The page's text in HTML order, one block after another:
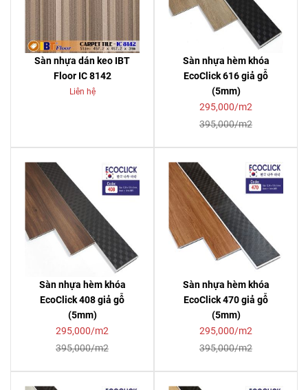
Sàn nhựa dán keo IBT
Floor IC 8142
Liên hệ
Sàn nhựa hèm khóa
EcoClick 616 giả gỗ
(5mm)
295,000/m2
395,000/m2
Sàn nhựa hèm khóa
EcoClick 408 giả gỗ
(5mm)
295,000/m2
395,000/m2
Sàn nhựa hèm khóa
EcoClick 470 giả gỗ
(5mm)
295,000/m2
395,000/m2